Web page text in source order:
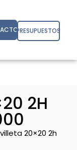
PRESUPUESTOS
2H
20×20 2h